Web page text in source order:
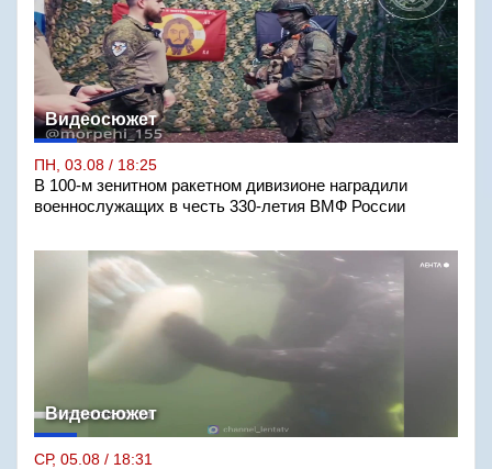
Видеосюжет
ПН, 03.08 / 18:25
В 100-м зенитном ракетном дивизионе наградили
военнослужащих в честь 330-летия ВМФ России
Видеосюжет
СР, 05.08 / 18:31